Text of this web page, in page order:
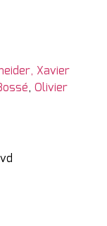
Xavier
, Olivier